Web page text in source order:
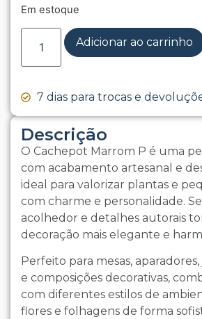
Descrição
O Cachepot Marrom P é uma
com acabamento artesanal e
ideal para valorizar plantas e
com charme e personalidade.
acolhedor e detalhes autorais
decoração mais elegante e
Perfeito para mesas,
e composições decorativas,
com diferentes estilos de
flores e folhagens de forma
Em estoque
Adicionar ao carrinho
7 dias para trocas e